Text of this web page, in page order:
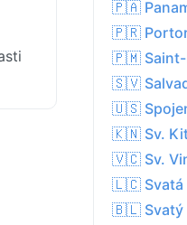
🇵🇦
🇵🇷
🇵🇲 Saint-
🇸🇻
🇺🇸
🇰🇳 Sv.
🇻🇨 Sv.
🇱🇨 Svatá
🇧🇱 Svatý